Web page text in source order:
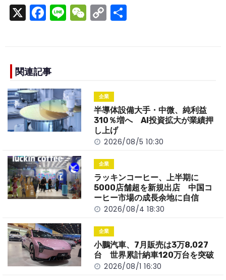
X F
a
e
b
o
o
k
Li
n
W
e
C
o
n
k
関連記事
企業
半導体設備大手・中微、純利益
310％増へ AI投資拡大が業績押
し上げ
2026/08/5 10:30
企業
ラッキンコーヒー、上半期に
5000店舗超を新規出店 中国コ
ーヒー市場の成長余地に自信
2026/08/4 18:30
企業
小鵬汽車、7月販売は3万8,027
台 世界累計納車120万台を突破
2026/08/1 16:30